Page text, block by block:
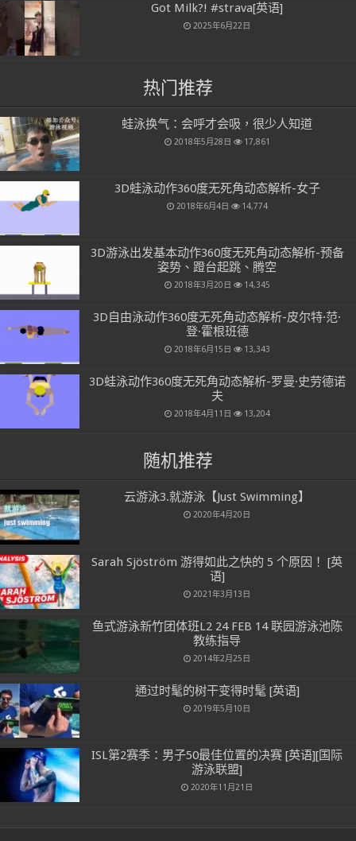
Got Milk?! #strava[英语]
2025年6月22日
热门推荐
蛙泳换气：会呼才会吸，很少人知道
2018年5月28日 17,861
3D蛙泳动作360度无死角动态解析-女子
2018年6月4日 14,774
3D游泳出发基本动作360度无死角动态解析-预备
姿势、蹬台起跳、腾空
2018年3月20日 14,345
3D自由泳动作360度无死角动态解析-皮尔特·范·
登·霍根班德
2018年6月15日 13,343
3D蛙泳动作360度无死角动态解析-罗曼·史劳德诺
夫
2018年4月11日 13,204
随机推荐
云游泳3.就游泳【Just Swimming】
2020年4月20日
Sarah Sjöström 游得如此之快的 5 个原因！ [英
语]
2021年3月13日
鱼式游泳新竹团体班L2 24 FEB 14 联园游泳池陈
教练指导
2014年2月25日
通过时髦的树干变得时髦 [英语]
2019年5月10日
ISL第2赛季：男子50最佳位置的决赛 [英语][国际
游泳联盟]
2020年11月21日